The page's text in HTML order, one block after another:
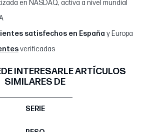
en NASDAQ, activa a nivel mundial
satisfechos en España y Europa
verificadas
INTERESARLE ARTÍCULOS
SIMILARES DE
SERIE